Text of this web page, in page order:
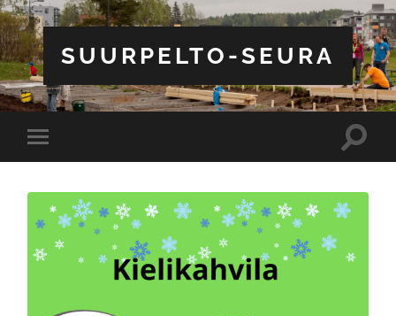
SUURPELTO-SEURA
Toggle
mobile
Toggle